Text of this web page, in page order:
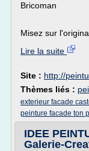
Bricoman
Misez sur
Lire la suite
Site : http://
Thèmes liés :
exterieur facade
peinture facade ton
IDEE
Galerie-